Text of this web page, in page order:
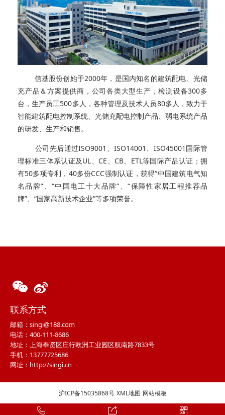
信基股份创始于2000年，是国内知名的建筑配电、光储
充产品＆方案提供商，公司各类大型生产，检测设备300多
台，生产员工500多人，各种管理及技术人员80多人，致力于
智能建筑配电控制系统、光储充配电控制产品、弱电系统产品
的研发、生产和销售。
公司先后通过ISO9001、ISO14001、ISO45001国际管
理标准三体系认证及UL、CE、CB、ETL等国际产品认证；拥
有50多项专利，40多份CCC强制认证，获得“中国建筑电气知
名品牌”、“中国电工十大品牌”、“保障性家居工程推荐品
牌”、“国家高新技术企业”等多项荣誉。
联系方式
邮箱：singi@188.com
电话：400-111-8686
地址：上海奉贤区庄行欧洲工业园区航南路7833号
手机：13777725686
网址：http://singi.cn
沪ICP备15035868号 XML地图 网站模板